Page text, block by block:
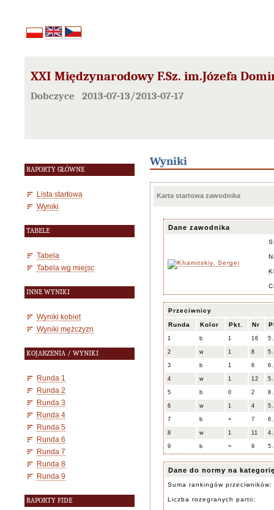
XXI Międzynarodowy F.Sz. im.Józefa
Dobczyce 2013-07-13/2013-07-17
RAPORTY GŁÓWNE
Lista startowa
Wyniki
TABELE
Tabela
Tabela wg miejsc
INNE WYNIKI
Wyniki kobiet
Wyniki mężczyzn
KOJARZENIA / WYNIKI
Runda 1
Runda 2
Runda 3
Runda 4
Runda 5
Runda 6
Runda 7
Runda 8
Runda 9
RAPORTY FIDE
Wyniki
Karta startowa zawodnika
Dane zawodnika
Przeciwnicy
Runda Kolor Pkt. Nr
1 b 1 16
2 w 1 8
3 b 1 6
4 w 1 12
5 b 0 2
6 w 1 4
7 b = 7
8 w 1 11
9 b = 9
Dane do normy na
Suma rankingów przeciwników:
Liczba rozegranych partii: